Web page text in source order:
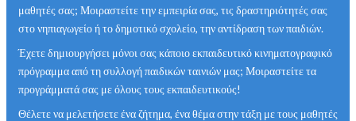
μαθητές σας; Μοιραστείτε την εμπειρία σας, τις δραστηριότητές σας
στο νηπιαγωγείο ή το δημοτικό σχολείο, την αντίδραση των παιδιών.
Έχετε δημιουργήσει μόνοι σας κάποιο εκπαιδευτικό κινηματογραφικό
πρόγραμμα από τη συλλογή παιδικών ταινιών μας; Μοιραστείτε τα
προγράμματά σας με όλους τους εκπαιδευτικούς!
Θέλετε να μελετήσετε ένα ζήτημα, ένα θέμα στην τάξη με τους μαθητές